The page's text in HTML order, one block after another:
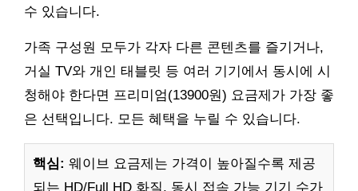
수 있습니다.
가족 구성원 모두가 각자 다른 콘텐츠를 즐기거나,
거실 TV와 개인 태블릿 등 여러 기기에서 동시에 시
청해야 한다면 프리미엄(13900원) 요금제가 가장 좋
은 선택입니다. 모든 혜택을 누릴 수 있습니다.
핵심: 웨이브 요금제는 가격이 높아질수록 제공
되는 HD/Full HD 화질, 동시 접속 가능 기기 수가